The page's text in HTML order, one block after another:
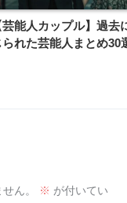
芸能人カップル】過去
られた芸能人まとめ30
ん。 ※ が付いてい